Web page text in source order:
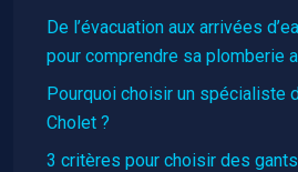
De l’évacuation aux arrivées
pour comprendre sa plomberie
Pourquoi choisir un spécialiste
Cholet ?
3 critères pour choisir des